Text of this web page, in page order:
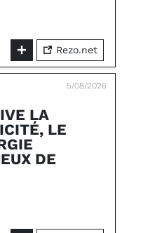
Rezo.net
5/08/2026
LA
LE
DE